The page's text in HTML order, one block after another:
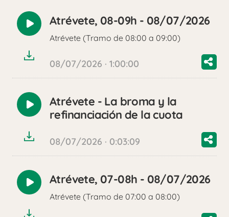
Reproducir
audio
Atrévete, 08-09h - 08/07/2026
Atrévete (Tramo de 08:00 a 09:00)
08/07/2026 · 1:00:00
Reproducir
audio
Atrévete - La broma y la
refinanciación de la cuota
08/07/2026 · 0:03:09
Reproducir
audio
Atrévete, 07-08h - 08/07/2026
Atrévete (Tramo de 07:00 a 08:00)